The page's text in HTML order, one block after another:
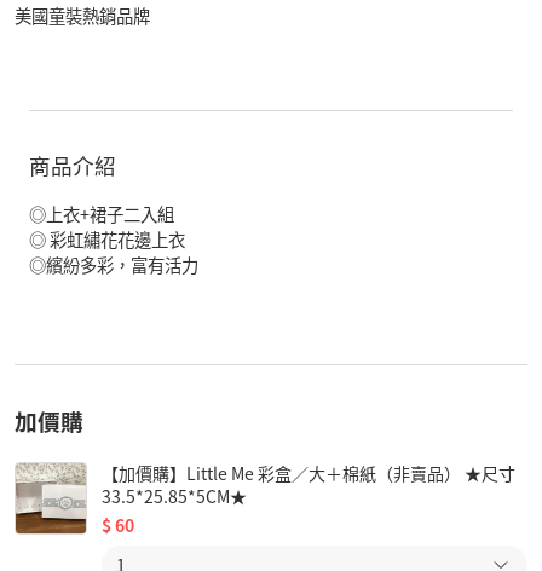
美國童裝熱銷品牌
商品介紹
◎上衣+裙子二入組
◎ 彩虹繡花花邊上衣
◎繽紛多彩，富有活力
加價購
【加價購】Little Me 彩盒／大＋棉紙（非賣品） ★尺寸
33.5*25.85*5CM★
$60